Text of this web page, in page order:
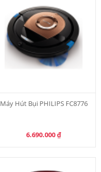
Máy Hút Bụi PHILIPS FC8776
6.690.000₫